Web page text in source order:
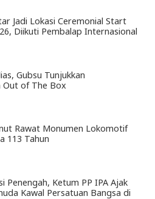
Jadi Lokasi Ceremonial Start
Diikuti Pembalap Internasional
Gubsu Tunjukkan
Out of The Box
Rawat Monumen Lokomotif
113 Tahun
Penengah, Ketum PP IPA Ajak
Kawal Persatuan Bangsa di